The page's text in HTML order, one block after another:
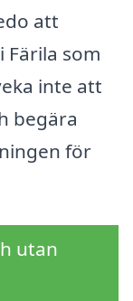
att
som
inte att
begära
för
utan